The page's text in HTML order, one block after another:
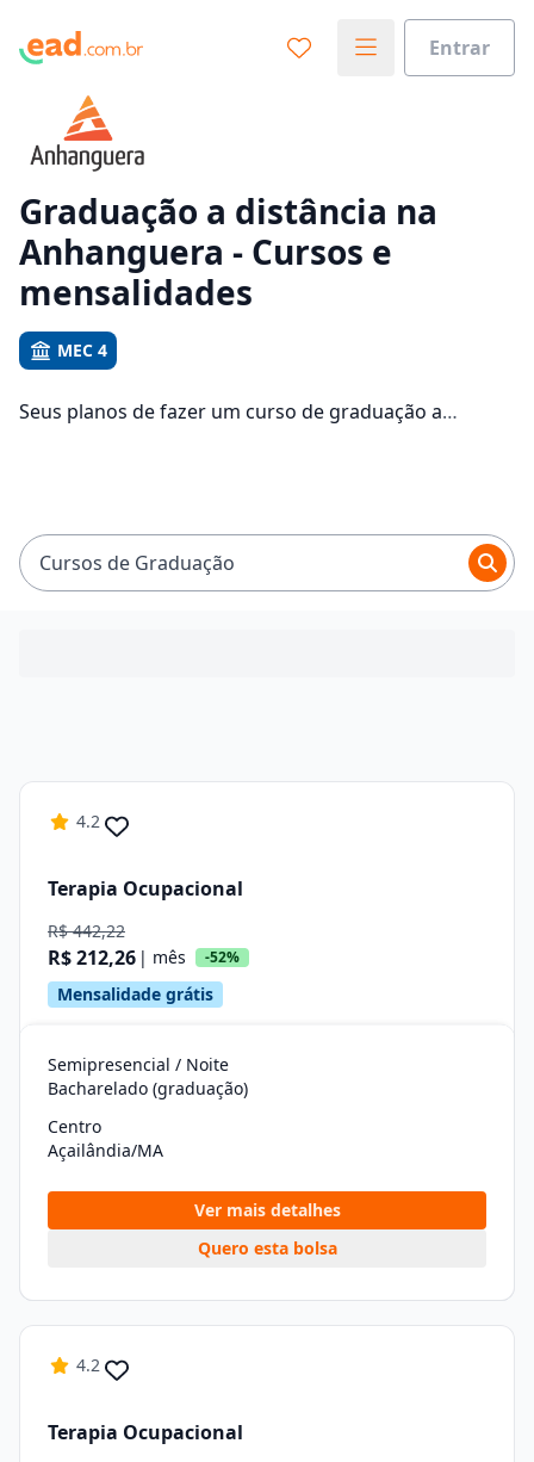
Entrar
Vamos te guiar no caminho ideal para seus estudos
Graduação a distância na
Anhanguera - Cursos e
mensalidades
MEC 4
Seus planos de fazer um curso de graduação a
Cursos de Graduação
4.2
Terapia Ocupacional
R$ 442,22
R$ 212,26 | mês -52%
Mensalidade grátis
Semipresencial / Noite
Bacharelado (graduação)
Centro
Açailândia/MA
Ver mais detalhes
Quero esta bolsa
4.2
Terapia Ocupacional